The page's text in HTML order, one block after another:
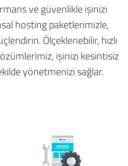
ve güvenlikle işinizi
hosting paketlerimizle,
Ölçeklenebilir, hızlı
işinizi kesintisiz
yönetmenizi sağlar.